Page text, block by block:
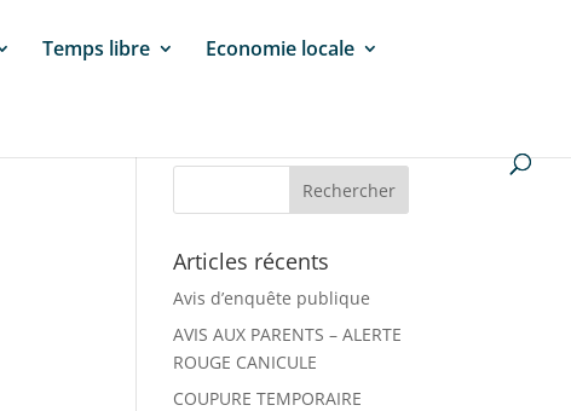
Temps libre Economie locale
Articles récents
Avis d’enquête publique
AVIS AUX PARENTS – ALERTE
ROUGE CANICULE
COUPURE TEMPORAIRE